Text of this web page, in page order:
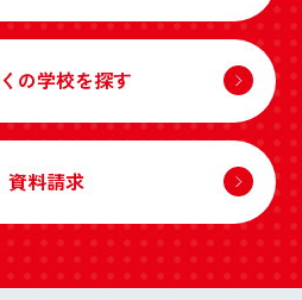
の学校を探す
資料請求